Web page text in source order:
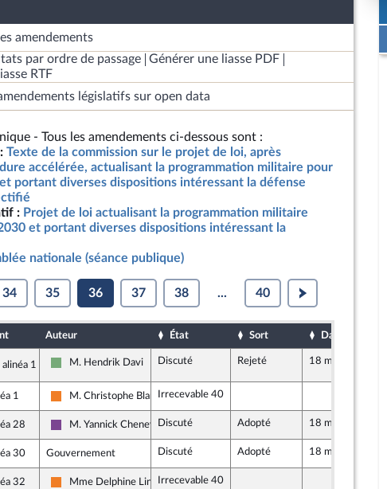
amendements
par ordre de passage
Générer une liasse PDF
RTF
législatifs sur open data
- Tous les amendements ci-dessous sont :
Texte de la commission sur le projet de loi, après
accélérée, actualisant la programmation militaire pour
portant diverses dispositions intéressant la défense
: Projet de loi actualisant la programmation militaire
et portant diverses dispositions intéressant la
nationale (séance publique)
34 35 36 37 38 ... 40
Auteur État Sort Date d'examen
de l'amendement n°331 (2ème Rect)
1 Écologiste et Social
M. Hendrik Davi Discuté Rejeté 18 mai 2026
1
Les Démocrates
M. Christophe BlanchetIrrecevable 40
28
Ensemble pour la République
M. Yannick ChenevardDiscuté Adopté 18 mai 2026
30 Gouvernement Discuté Adopté 18 mai 2026
32 Mme Delphine LingemannIrrecevable 40